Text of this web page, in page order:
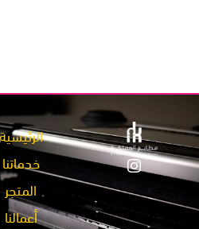
الرئيسية
خدماتنا
المتجر
أعمالنا